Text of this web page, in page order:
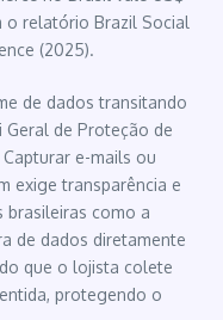
o relatório Brazil Social
(2025).
de dados transitando
Geral de Proteção de
e-mails ou
exige transparência e
brasileiras como a
de dados diretamente
que o lojista colete
protegendo o